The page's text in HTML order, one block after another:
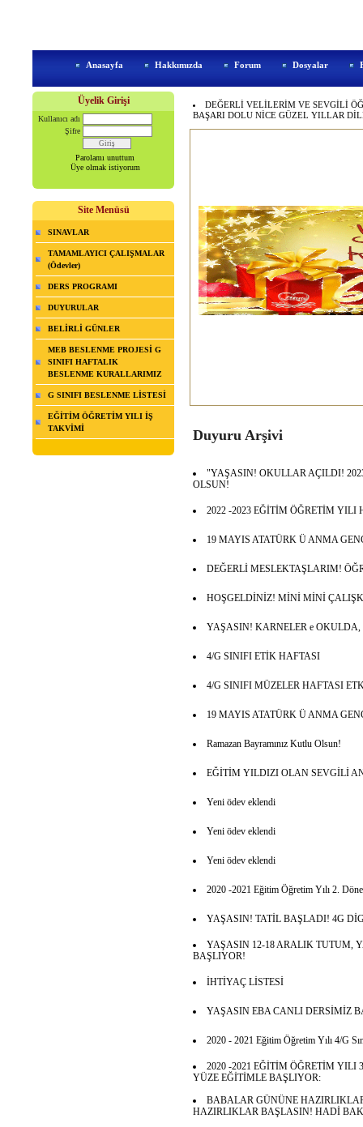
Anasayfa Hakkımızda Forum Dosyalar
Üyelik Girişi
Kullanıcı adı
Şifre
Parolamı unuttum
Üye olmak istiyorum
Site Menüsü
SINAVLAR
TAMAMLAYICI ÇALIŞMALAR
(Ödevler)
DERS PROGRAMI
DUYURULAR
BELİRLİ GÜNLER
MEB BESLENME PROJESİ G
SINIFI HAFTALIK
BESLENME KURALLARIMIZ
G SINIFI BESLENME LİSTESİ
EĞİTİM ÖĞRETİM YILI İŞ
TAKVİMİ
DEĞERLİ VELİLERİM VE SEVGİLİ
BAŞARI DOLU NİCE GÜZEL YILLAR
Duyuru Arşivi
"YAŞASIN! OKULLAR AÇILDI!
OLSUN!
2022 -2023 EĞİTİM ÖĞRETİM
19 MAYIS ATATÜRK Ü ANMA
DEĞERLİ MESLEKTAŞLARIM!
HOŞGELDİNİZ! MİNİ MİNİ
YAŞASIN! KARNELER e
4/G SINIFI ETİK HAFTASI
4/G SINIFI MÜZELER HAFTASI
19 MAYIS ATATÜRK Ü ANMA
Ramazan Bayramınız Kutlu Olsun!
EĞİTİM YILDIZI OLAN SEVGİLİ
Yeni ödev eklendi
Yeni ödev eklendi
Yeni ödev eklendi
2020 -2021 Eğitim Öğretim Yılı 2.
YAŞASIN! TATİL BAŞLADI! 4G
YAŞASIN 12-18 ARALIK TUTUM,
BAŞLIYOR!
İHTİYAÇ LİSTESİ
YAŞASIN EBA CANLI DERSİMİZ
2020 - 2021 Eğitim Öğretim Yılı 4/G
2020 -2021 EĞİTİM ÖĞRETİM YILI
YÜZE EĞİTİMLE BAŞLIYOR:
BABALAR GÜNÜNE
HAZIRLIKLAR BAŞLASIN! HADİ